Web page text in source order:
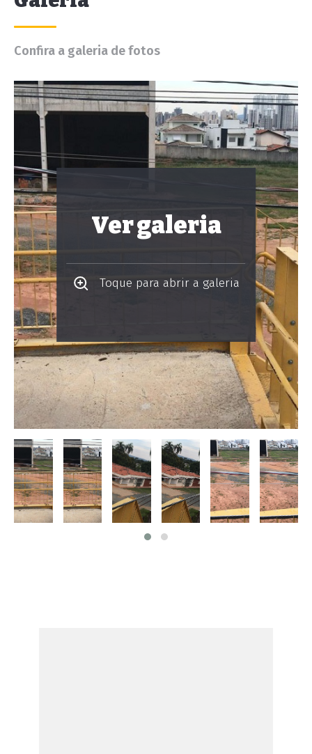
Confira a galeria de fotos
Ver galeria
Toque para abrir a galeria